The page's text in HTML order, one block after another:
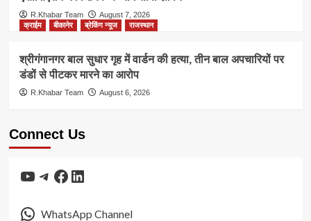
R.Khabar Team
August 7, 2026
क्राईम
बीकानेर ब्रेकिंग न्यूज राजस्थान
श्रीगंगानगर बाल सुधार गृह में वार्डन की हत्या, तीन बाल अपचारियों पर
डंडों से पीटकर मारने का आरोप
R.Khabar Team August 6, 2026
Connect Us
YouTube
Telegram
Facebook
LinkedIn
WhatsApp Channel